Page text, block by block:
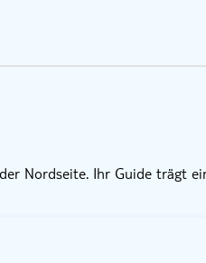
Nordseite. Ihr Guide trägt